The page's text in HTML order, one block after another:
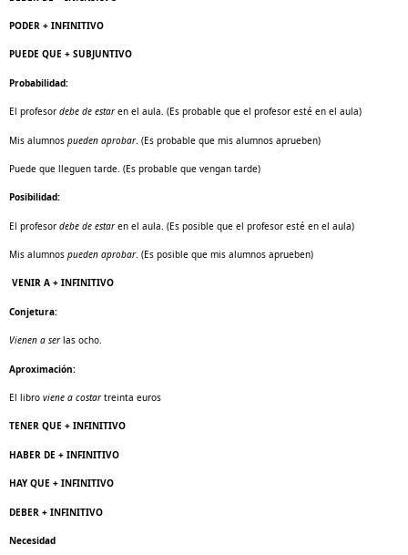
PODER + INFINITIVO
PUEDE QUE + SUBJUNTIVO
Probabilidad:
El profesor debe de estaren el aula. (Es probable que el profesor esté en el aula)
Mis alumnos pueden aprobar. (Es probable que mis alumnos aprueben)
Puede que lleguen tarde. (Es probable que vengan tarde)
Posibilidad:
El profesor debe de estaren el aula. (Es posible que el profesor esté en el aula)
Mis alumnos pueden aprobar. (Es posible que mis alumnos aprueben)
VENIR A + INFINITIVO
Conjetura:
Vienen a serlas ocho.
Aproximación:
El libro viene a costartreinta euros
TENER QUE + INFINITIVO
HABER DE + INFINITIVO
HAY QUE + INFINITIVO
DEBER + INFINITIVO
Necesidad